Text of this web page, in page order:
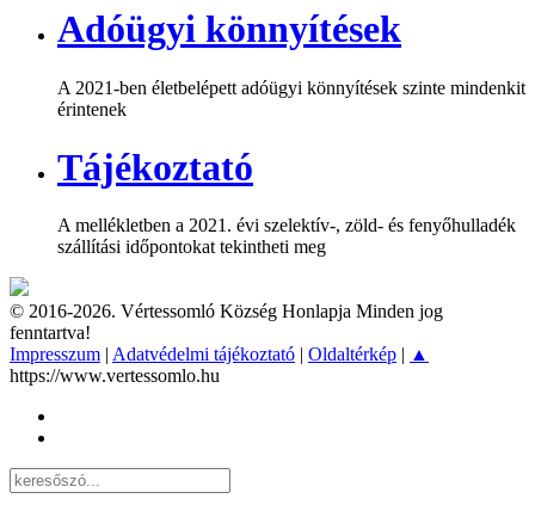
Adóügyi könnyítések
A 2021-ben életbelépett adóügyi könnyítések szinte mindenkit
érintenek
Tájékoztató
A mellékletben a 2021. évi szelektív-, zöld- és fenyőhulladék
szállítási időpontokat tekintheti meg
© 2016-2026. Vértessomló Község Honlapja Minden jog
fenntartva!
Impresszum Adatvédelmi tájékoztató Oldaltérkép
▲
https://www.vertessomlo.hu